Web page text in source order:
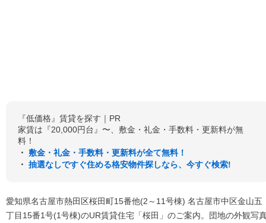
『低価格』賃貸を探す｜PR
家賃は『20,000円台』〜、敷金・礼金・手数料・更新料が無
料！
・ 敷金・礼金・手数料・更新料が全て無料！
・ 抽選なしですぐ住める格安物件探しなら、今すぐ検索!
愛知県名古屋市熱田区桜田町15番他(2～11号棟) 名古屋市中区金山五
丁目15番1号(1号棟)のUR賃貸住宅「桜田」のご案内。団地の外観写